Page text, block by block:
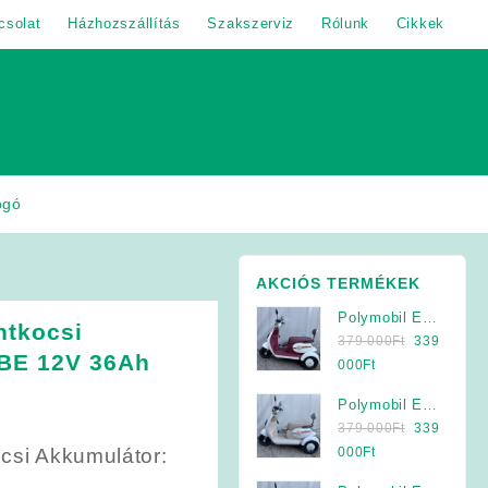
Házhozszállítás Szakszerviz Rólunk Cikkek
12V 36Ah
Akkumulátor:
AKCIÓS TERMÉKEK
Polymobil E-
MOB 40/A
Elektromos
Jármű (Krém-
Bordó)
379 000Ft Original
379
000Ft.
339
000FtCurrent
is:
339
000Ft.
Polymobil E-
MOB 40/A
Elektromos
379 000Ft Original
339
000FtCurrent